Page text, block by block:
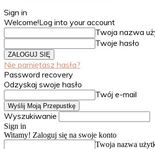
Sign in
Welcome!Log into your account
Twoja nazwa
Twoje hasło
Nie pamiętasz hasła?
Password recovery
Odzyskaj swoje hasło
Twój e-mail
Wyszukiwanie
Sign in
Witamy! Zaloguj się na swoje konto
Twoja nazwa